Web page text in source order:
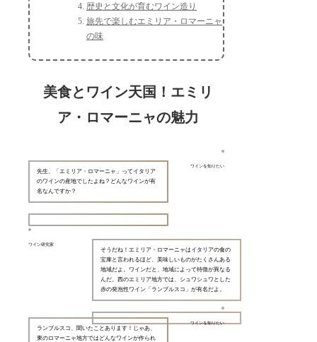
歴史と文化が育むワイン造り
旅先で楽しむエミリア・ロマーニャ
の味
美食とワイン天国！エミリ
ア・ロマーニャの魅力
ワインを知りたい
先生、「エミリア・ロマーニャ」ってイタリア
のワインの産地でしたよね？どんなワインが有
名なんですか？
ワイン研究家
そうだね！エミリア・ロマーニャはイタリアの食の
宝庫と言われるほど、美味しいものがたくさんある
地域だよ。ワインだと、地域によって特徴が異なる
んだ。西のエミリア地方では、シュワシュワとした
赤の発泡性ワイン「ランブルスコ」が有名だよ。
ワインを知りたい
ランブルスコ、聞いたことあります！じゃあ、
東のロマーニャ地方ではどんなワインが作られ